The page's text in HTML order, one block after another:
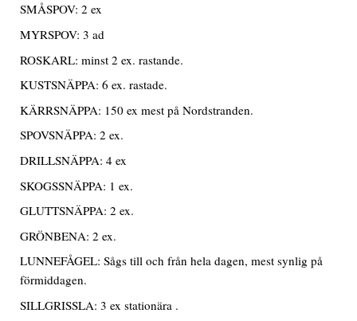
SMÅSPOV: 2 ex
MYRSPOV: 3 ad
ROSKARL: minst 2 ex. rastande.
KUSTSNÄPPA: 6 ex. rastade.
KÄRRSNÄPPA: 150 ex mest på Nordstranden.
SPOVSNÄPPA: 2 ex.
DRILLSNÄPPA: 4 ex
SKOGSSNÄPPA: 1 ex.
GLUTTSNÄPPA: 2 ex.
GRÖNBENA: 2 ex.
LUNNEFÅGEL: Sågs till och från hela dagen, mest synlig på
förmiddagen.
SILLGRISSLA: 3 ex stationära .